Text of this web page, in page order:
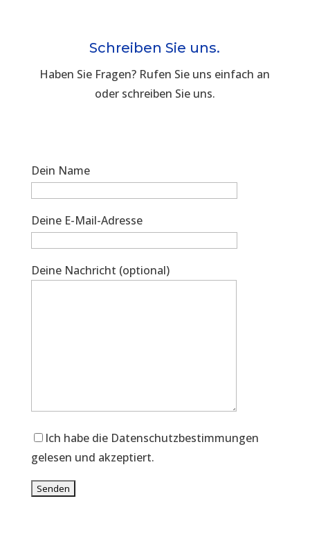
Schreiben Sie uns.
Haben Sie Fragen? Rufen Sie uns einfach an
oder schreiben Sie uns.
Dein Name
Deine E-Mail-Adresse
Deine Nachricht (optional)
Ich habe die Datenschutzbestimmungen
gelesen und akzeptiert.